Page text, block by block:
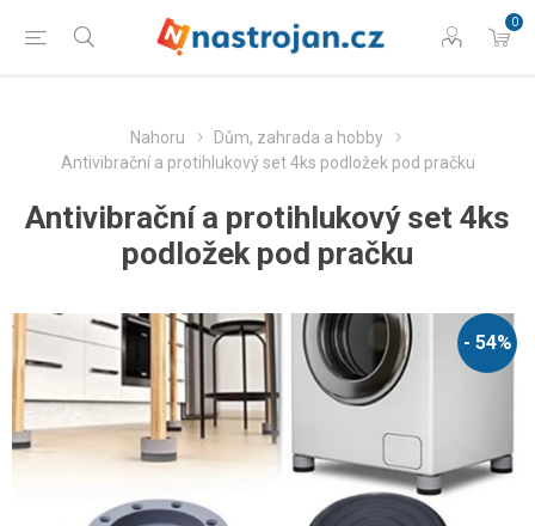
0
Nahoru
Dům, zahrada a hobby
Antivibrační a protihlukový set 4ks podložek pod pračku
Antivibrační a protihlukový set 4ks
podložek pod pračku
- 54%